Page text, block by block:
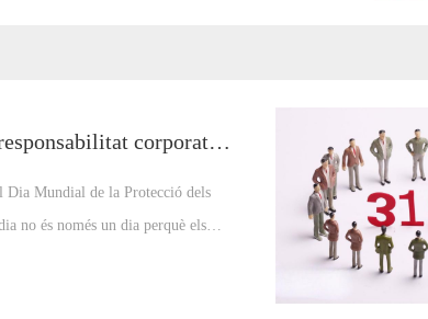
Reflexioneu sobre la responsabilitat corporativa en el 315 Dia de Protecció dels Drets del Consumidor
Dia Mundial de la Protecció dels
no és només un dia perquè els